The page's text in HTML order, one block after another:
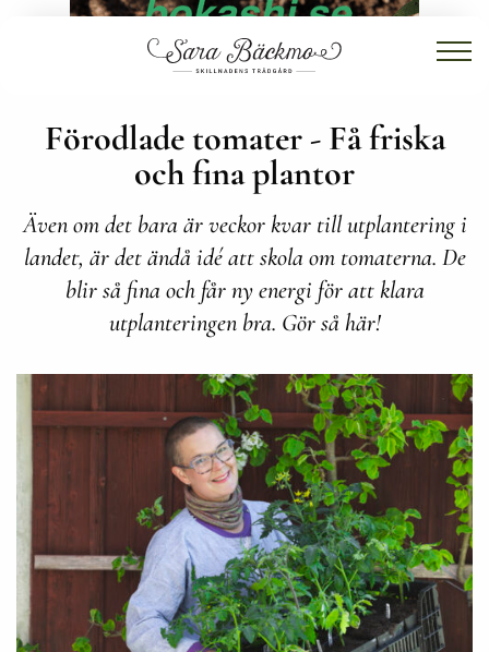
Förodlade tomater - Få friska
och fina plantor
Även om det bara är veckor kvar till utplantering i
landet, är det ändå idé att skola om tomaterna. De
blir så fina och får ny energi för att klara
utplanteringen bra. Gör så här!